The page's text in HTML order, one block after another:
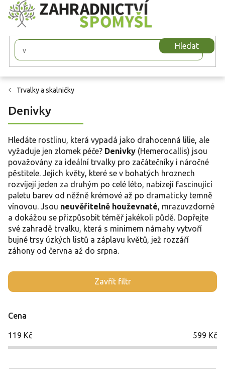
Přejít
na
obsah
Hledat
Trvalky a skalničky
Denivky
Hledáte rostlinu, která vypadá jako drahocenná lilie, ale
vyžaduje jen zlomek péče? Denivky (Hemerocallis) jsou
považovány za ideální trvalky pro začátečníky i náročné
pěstitele. Jejich květy, které se v bohatých hroznech
rozvíjejí jeden za druhým po celé léto, nabízejí fascinující
paletu barev od něžně krémové až po dramaticky temně
vínovou. Jsou neuvěřitelně houževnaté , mrazuvzdorné
a dokážou se přizpůsobit téměř jakékoli půdě. Dopřejte
své zahradě trvalku, která s minimem námahy vytvoří
bujné trsy úzkých listů a záplavu květů, jež rozzáří
záhony od června až do srpna.
Zavřít filtr
Cena
119 Kč 599 Kč
V
ý
s
p